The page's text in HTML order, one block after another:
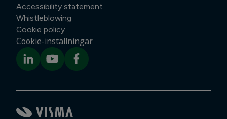
Accessibility statement
Whistleblowing
Cookie policy
Cookie-inställningar